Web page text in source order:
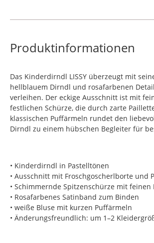
Produktinformationen
Das Kinderdirndl LISSY überzeugt mit
hellblauem Dirndl und rosafarbenen
verleihen. Der eckige Ausschnitt ist mit
festlichen Schürze, die durch zarte
klassischen Puffärmeln rundet den
Dirndl zu einem hübschen Begleiter für
• Kinderdirndl in Pastelltönen
• Ausschnitt mit Froschgoscherlborte und
• Schimmernde Spitzenschürze mit feinen
• Rosafarbenes Satinband zum Binden
• weiße Bluse mit kurzen Puffärmeln
• Änderungsfreundlich: um 1–2